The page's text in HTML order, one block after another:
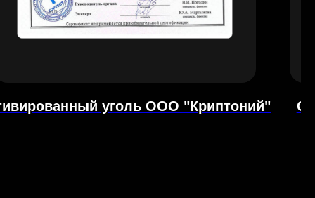
уголь ООО "Криптоний"